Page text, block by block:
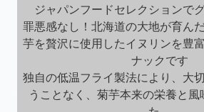
ジャパンフードセレクションで
罪悪感なし！北海道の大地が育ん
芋を贅沢に使用したイヌリンを豊
ナックです
独自の低温フライ製法により、大
うことなく、菊芋本来の栄養と